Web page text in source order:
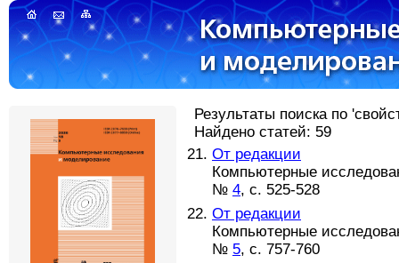
Результаты поиска по
Найдено статей: 59
От редакции
Компьютерные
№ 4, с. 525-528
От редакции
Компьютерные
№ 5, с. 757-760